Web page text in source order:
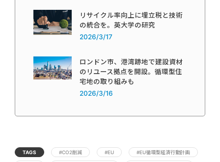
リサイクル率向上に埋立税と技術
の統合を。英大学の研究
2026/3/17
ロンドン市、港湾跡地で建設資材
のリユース拠点を開設。循環型住
宅地の取り組みも
2026/3/16
TAGS #CO2削減 #EU #EU循環型経済行動計画